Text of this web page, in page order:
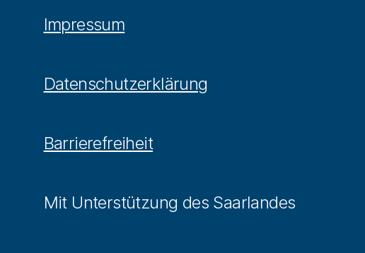
Impressum
Datenschutzerklärung
Barrierefreiheit
Mit Unterstützung des Saarlandes